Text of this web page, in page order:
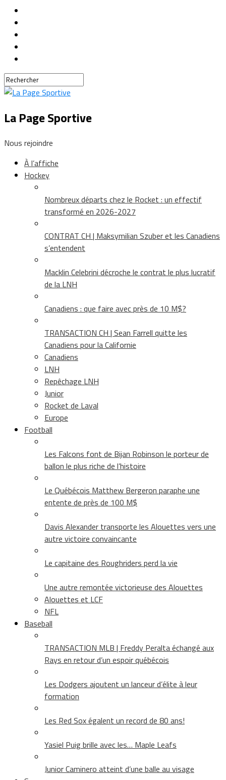
La Page Sportive
Nous rejoindre
À l’affiche
Hockey
Nombreux départs chez le Rocket : un effectif
transformé en 2026-2027
CONTRAT CH | Maksymilian Szuber et les Canadiens
s’entendent
Macklin Celebrini décroche le contrat le plus lucratif
de la LNH
Canadiens : que faire avec près de 10 M$?
TRANSACTION CH | Sean Farrell quitte les
Canadiens pour la Californie
Canadiens
LNH
Repêchage LNH
Junior
Rocket de Laval
Europe
Football
Les Falcons font de Bijan Robinson le porteur de
ballon le plus riche de l’histoire
Le Québécois Matthew Bergeron paraphe une
entente de près de 100 M$
Davis Alexander transporte les Alouettes vers une
autre victoire convaincante
Le capitaine des Roughriders perd la vie
Une autre remontée victorieuse des Alouettes
Alouettes et LCF
NFL
Baseball
TRANSACTION MLB | Freddy Peralta échangé aux
Rays en retour d’un espoir québécois
Les Dodgers ajoutent un lanceur d’élite à leur
formation
Les Red Sox égalent un record de 80 ans!
Yasiel Puig brille avec les… Maple Leafs
Junior Caminero atteint d’une balle au visage